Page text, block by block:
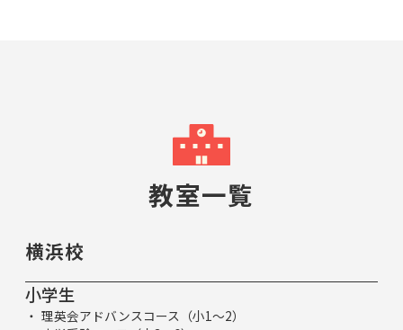
教室一覧
横浜校
小学生
理英会アドバンスコース（小1～2）